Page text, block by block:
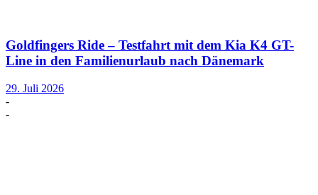
Goldfingers Ride – Testfahrt mit dem Kia K4 GT-
Line in den Familienurlaub nach Dänemark
29. Juli 2026
-
-